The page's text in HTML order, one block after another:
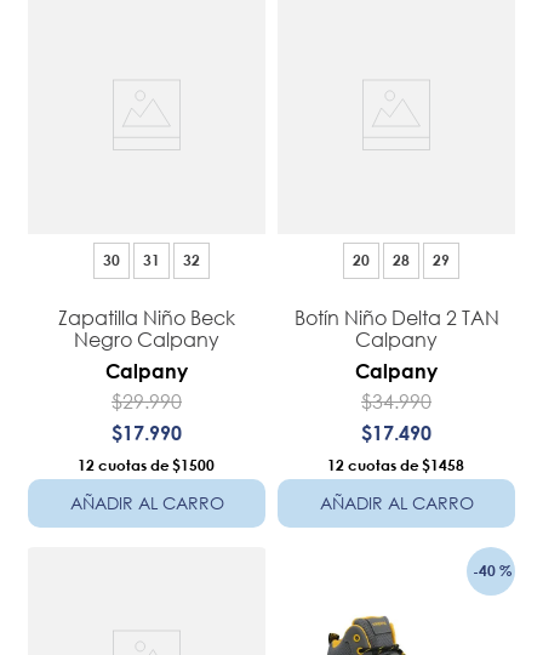
30 31 32
Zapatilla Niño Beck
Negro Calpany
Calpany
$29.990
$17 990
12 $1500
AÑADIR AL CARRO
20 28 29
Botín Niño Delta 2 TAN
Calpany
Calpany
$34.990
$17 490
12 $1458
AÑADIR AL CARRO
-40 %